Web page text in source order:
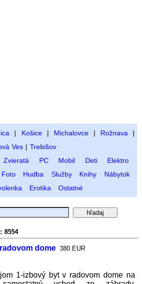
| Košice| Michalovce| Rožnava |
Ves | Trebišov
Zvieratá PC Mobil Deti
Elektro
Foto Hudba Služby Knihy
Nábytok
Erotika Ostatné
8554
dome 380 EUR
1-izbový byt v radovom dome na